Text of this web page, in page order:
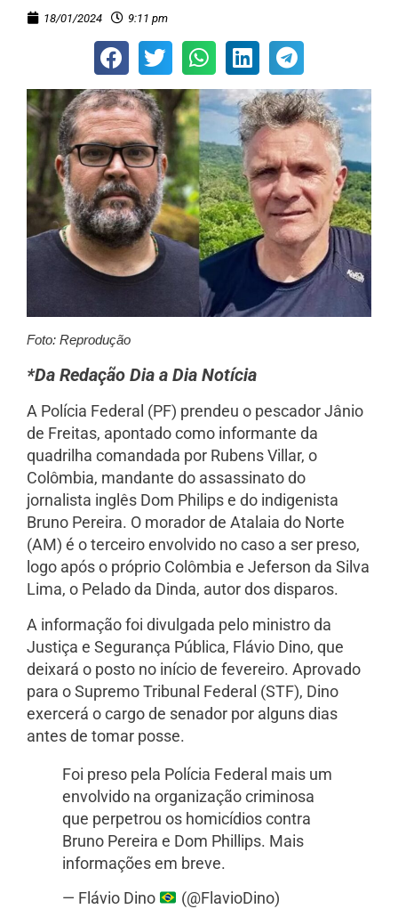
18/01/2024 9:11 pm
Foto: Reprodução
*Da Redação Dia a Dia Notícia
A Polícia Federal (PF) prendeu o pescador Jânio
de Freitas, apontado como informante da
quadrilha comandada por Rubens Villar, o
Colômbia, mandante do assassinato do
jornalista inglês Dom Philips e do indigenista
Bruno Pereira. O morador de Atalaia do Norte
(AM) é o terceiro envolvido no caso a ser preso,
logo após o próprio Colômbia e Jeferson da Silva
Lima, o Pelado da Dinda, autor dos disparos.
A informação foi divulgada pelo ministro da
Justiça e Segurança Pública, Flávio Dino, que
deixará o posto no início de fevereiro. Aprovado
para o Supremo Tribunal Federal (STF), Dino
exercerá o cargo de senador por alguns dias
antes de tomar posse.
Foi preso pela Polícia Federal mais um
envolvido na organização criminosa
que perpetrou os homicídios contra
Bruno Pereira e Dom Phillips. Mais
informações em breve.
— Flávio Dino
(@FlavioDino)